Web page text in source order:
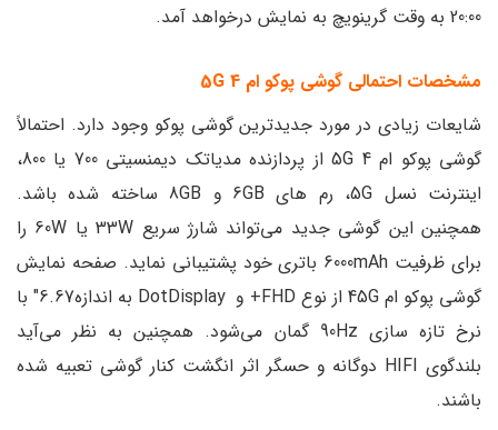
20:00 به وقت گرینویچ به نمایش درخواهد آمد.
مشخصات احتمالی گوشی پوکو ام 4 5G
شایعات زیادی در مورد جدیدترین گوشی پوکو وجود دارد. احتمالاً
گوشی پوکو ام 4 5G از پردازنده مدیاتک دیمنسیتی 700 یا 800،
اینترنت نسل 5G، رم های 6GB و 8GB ساخته شده باشد.
همچنین این گوشی جدید می‌تواند شارژ سریع 33W یا 60W را
برای ظرفیت 6000mAh باتری خود پشتیبانی نماید. صفحه نمایش
گوشی پوکو ام 45G از نوع FHD+ و DotDisplay به اندازه6.67″ با
نرخ تازه سازی 90Hz گمان می‌شود. همچنین به نظر می‌آید
بلندگوی HIFI دوگانه و حسگر اثر انگشت کنار گوشی تعبیه شده
باشند.